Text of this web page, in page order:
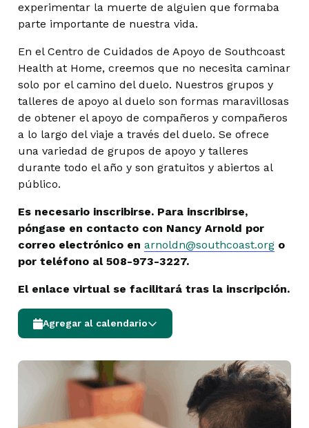
experimentar la muerte de alguien que formaba
parte importante de nuestra vida.
En el Centro de Cuidados de Apoyo de Southcoast
Health at Home, creemos que no necesita caminar
solo por el camino del duelo. Nuestros grupos y
talleres de apoyo al duelo son formas maravillosas
de obtener el apoyo de compañeros y compañeros
a lo largo del viaje a través del duelo. Se ofrece
una variedad de grupos de apoyo y talleres
durante todo el año y son gratuitos y abiertos al
público.
Es necesario inscribirse. Para inscribirse,
póngase en contacto con Nancy Arnold por
correo electrónico en arnoldn@southcoast.org o
por teléfono al 508-973-3227.
El enlace virtual se facilitará tras la inscripción.
Agregar al calendario